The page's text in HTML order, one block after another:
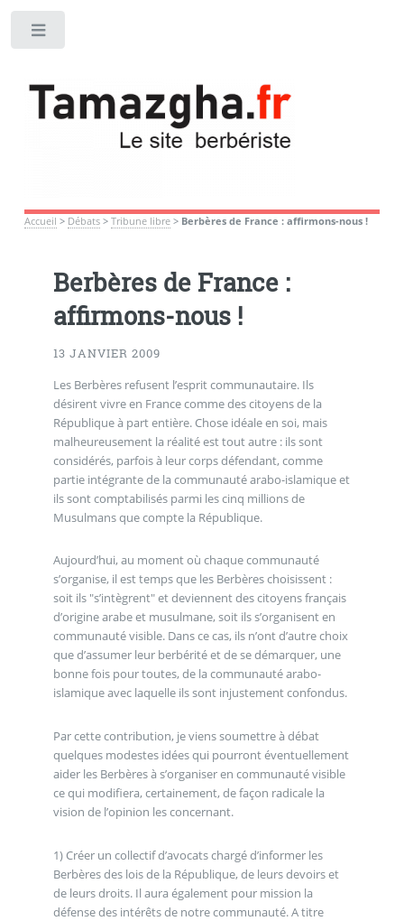
Accueil > Débats> Tribune libre> Berbères de France : affirmons-nous !
Berbères de France :
affirmons-nous !
13 JANVIER 2009
Les Berbères refusent l’esprit communautaire. Ils
désirent vivre en France comme des citoyens de la
République à part entière. Chose idéale en soi, mais
malheureusement la réalité est tout autre : ils sont
considérés, parfois à leur corps défendant, comme
partie intégrante de la communauté arabo-islamique et
ils sont comptabilisés parmi les cinq millions de
Musulmans que compte la République.
Aujourd’hui, au moment où chaque communauté
s’organise, il est temps que les Berbères choisissent :
soit ils "s’intègrent" et deviennent des citoyens français
d’origine arabe et musulmane, soit ils s’organisent en
communauté visible. Dans ce cas, ils n’ont d’autre choix
que d’assumer leur berbérité et de se démarquer, une
bonne fois pour toutes, de la communauté arabo-
islamique avec laquelle ils sont injustement confondus.
Par cette contribution, je viens soumettre à débat
quelques modestes idées qui pourront éventuellement
aider les Berbères à s’organiser en communauté visible
ce qui modifiera, certainement, de façon radicale la
vision de l’opinion les concernant.
1) Créer un collectif d’avocats chargé d’informer les
Berbères des lois de la République, de leurs devoirs et
de leurs droits. Il aura également pour mission la
défense des intérêts de notre communauté. A titre